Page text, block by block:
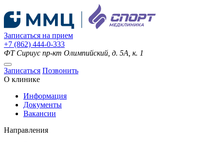
Записаться на прием
+7 (862) 444-0-333
ФТ Сириус пр-кт Олимпийский, д. 5А, к. 1
Записаться Позвонить
О клинике
Информация
Документы
Вакансии
Направления